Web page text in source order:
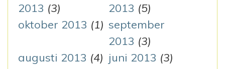
2013 (3)
2013 (5)
oktober 2013 (1) september
2013 (3)
augusti 2013 (4) juni 2013 (3)